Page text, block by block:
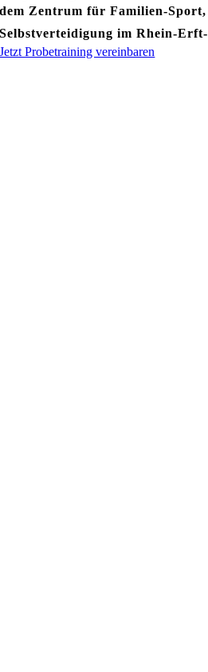
dem Zentrum für Familien-
Selbstverteidigung im Rhein-
Jetzt Probetraining vereinbaren